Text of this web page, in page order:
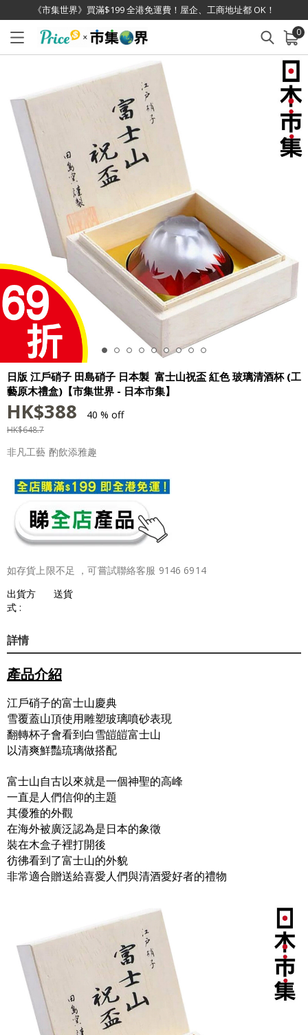
《市集世界》買滿$199 全港免運費！屋企、工商地址都 OK！
0
已加入購物車 查看
日版 江戶硝子 田島硝子 日本製 富士山祝盃 紅色 玻璃清酒杯 (工
藝原木禮盒)【市集世界 - 日本市集】
HK$388 40 % off
HK$648.7
非凡工藝 酌飲添雅趣
如存貨上限不足 ，可嘗試聯絡客服 9146 6914
出貨方
式 :
送貨
詳情
產品介紹
江戶硝子的富士山慶典
雪覆蓋山頂使用雕塑玻璃噴砂表現
翻轉杯子會看到白雪皚皚富士山
以清爽鮮豔琉璃做搭配
富士山自古以來就是一個神聖的高峰
一直是人們信仰的主題
其優雅的外觀
在海外被廣泛認為是日本的象徵
裝在木盒子裡打開後
彷彿看到了富士山的外貌
非常適合贈送給喜愛人們與清酒愛好者的禮物